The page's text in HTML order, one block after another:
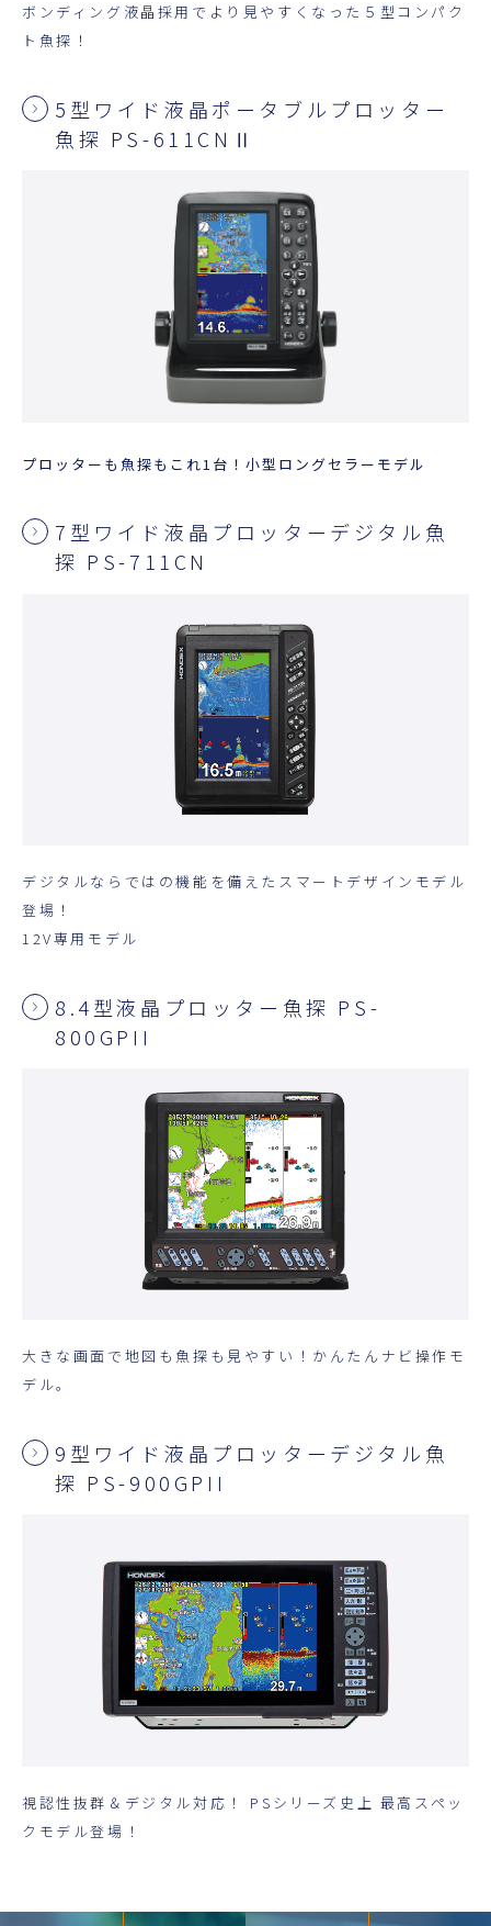
ボンディング液晶採用でより見やすくなった５型コンパク
ト魚探！
5型ワイド液晶ポータブルプロッター
魚探 PS-611CNⅡ
プロッターも魚探もこれ1台！小型ロングセラーモデル
7型ワイド液晶プロッターデジタル魚
探 PS-711CN
デジタルならではの機能を備えたスマートデザインモデル
登場！
12V専用モデル
8.4型液晶プロッター魚探 PS-
800GPII
大きな画面で地図も魚探も見やすい！かんたんナビ操作モ
デル。
9型ワイド液晶プロッターデジタル魚
探 PS-900GPII
視認性抜群＆デジタル対応！ PSシリーズ史上 最高スペッ
クモデル登場！